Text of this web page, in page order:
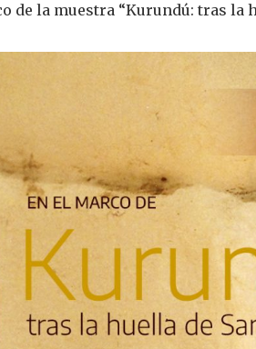
de la muestra “Kurundú: tras la